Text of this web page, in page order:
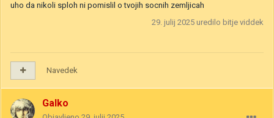
uho da nikoli sploh ni pomislil o tvojih socnih zemljicah
29. julij 2025 uredilo bitje viddek
Navedek
Galko